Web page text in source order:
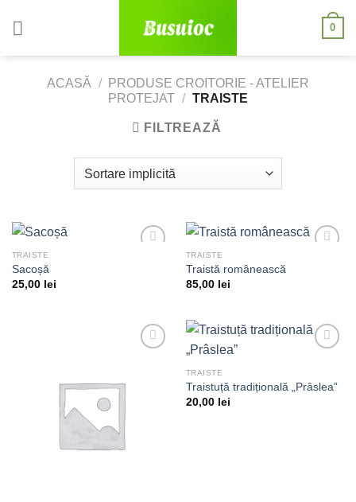
0
ACASĂ /
PRODUSE CROITORIE - ATELIER
PROTEJAT / TRAISTE
FILTREAZĂ
TRAISTE
Sacoșă
25,00 lei
TRAISTE
Traistă românească
85,00 lei
Adaugă
TRAISTE
Traistuță tradițională „Prâslea”
20,00 lei